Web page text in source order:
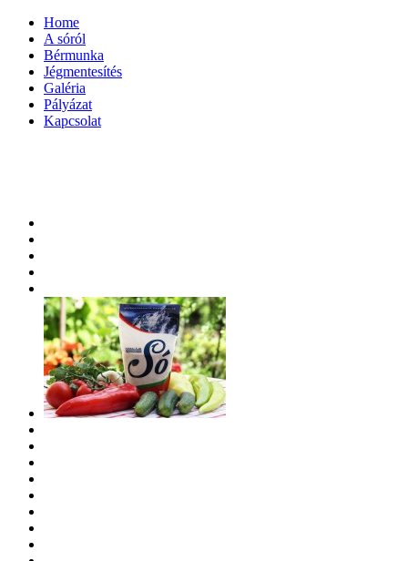
Home
A sóról
Bérmunka
Jégmentesítés
Galéria
Pályázat
Kapcsolat